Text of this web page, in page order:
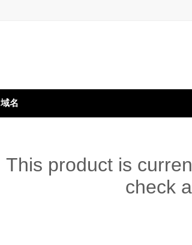
域名
This product is
check